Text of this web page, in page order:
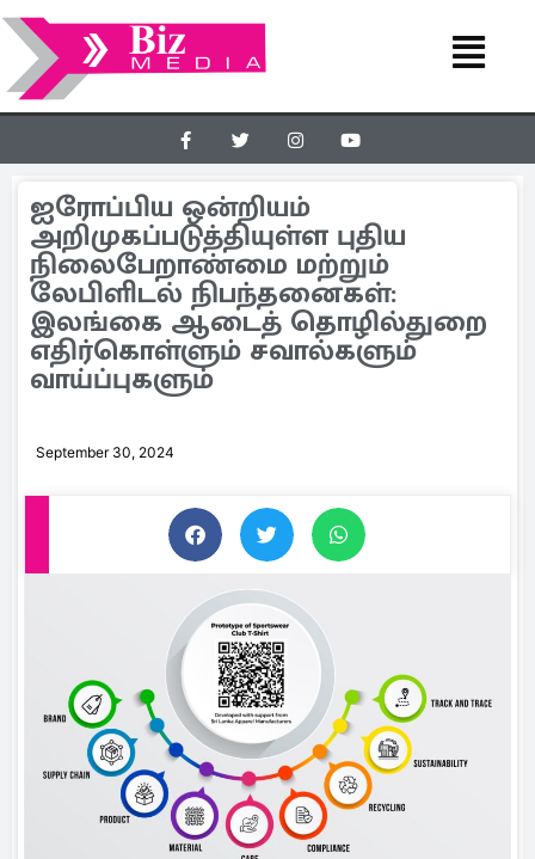
ஐரோப்பிய ஒன்றியம்
அறிமுகப்படுத்தியுள்ள புதிய
நிலைபேறாண்மை மற்றும்
லேபிளிடல் நிபந்தனைகள்:
இலங்கை ஆடைத் தொழில்துறை
எதிர்கொள்ளும் சவால்களும்
வாய்ப்புகளும்
September 30, 2024